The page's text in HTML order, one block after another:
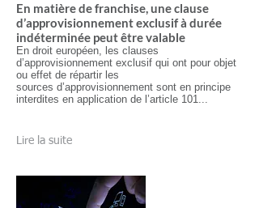
En matière de franchise, une clause
d’approvisionnement exclusif à durée
indéterminée peut être valable
En droit européen, les clauses
d’approvisionnement exclusif qui ont pour objet
ou effet de répartir les
sources d’approvisionnement sont en principe
interdites en application de l’article 101...
Lire la suite